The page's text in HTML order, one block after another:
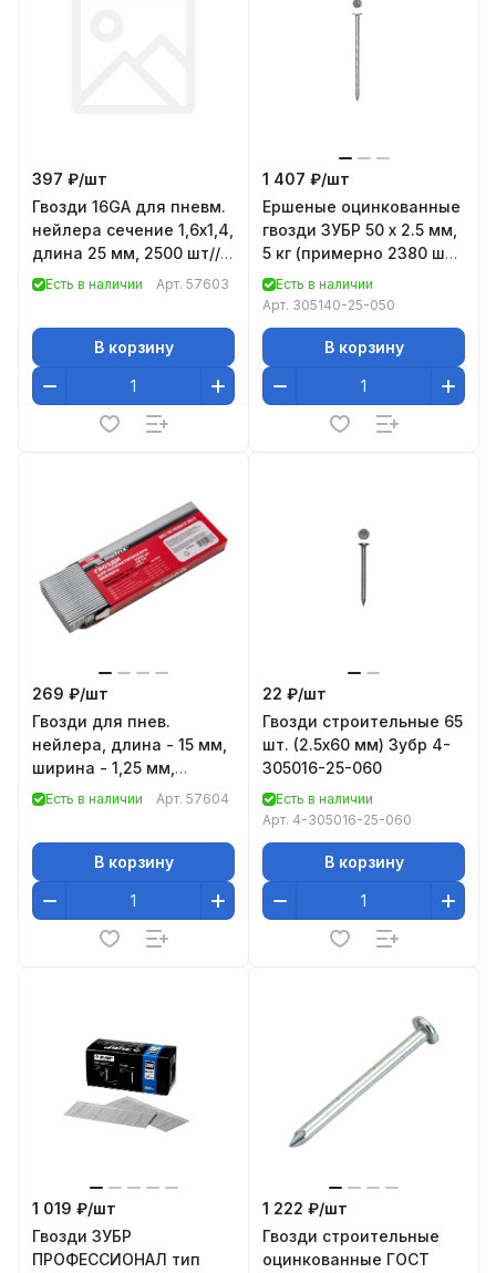
397 ₽/шт
Гвозди 16GA для пневм.
нейлера сечение 1,6х1,4,
длина 25 мм, 2500 шт//
Matrix
Есть в наличии Арт. 57603
В корзину
1 407 ₽/шт
Ершеные оцинкованные
гвозди ЗУБР 50 х 2.5 мм,
5 кг (примерно 2380 шт.)
305140-25-050
Есть в наличии
Арт. 305140-25-050
В корзину
269 ₽/шт
Гвозди для пнев.
нейлера, длина - 15 мм,
ширина - 1,25 мм,
толщина - 1 мм, 5000
Есть в наличии Арт. 57604
В корзину
22 ₽/шт
Гвозди строительные 65
шт. (2.5х60 мм) Зубр 4-
305016-25-060
Есть в наличии
Арт. 4-305016-25-060
В корзину
1 019 ₽/шт
Гвозди ЗУБР
ПРОФЕССИОНАЛ тип
1 222 ₽/шт
Гвозди строительные
оцинкованные ГОСТ